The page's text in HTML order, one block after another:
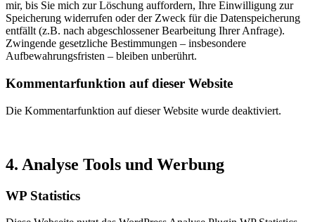
mir, bis Sie mich zur Löschung auffordern, Ihre Einwilligung zur
Speicherung widerrufen oder der Zweck für die Datenspeicherung
entfällt (z.B. nach abgeschlossener Bearbeitung Ihrer Anfrage).
Zwingende gesetzliche Bestimmungen – insbesondere
Aufbewahrungsfristen – bleiben unberührt.
Kommentarfunktion auf dieser Website
Die Kommentarfunktion auf dieser Website wurde deaktiviert.
4. Analyse Tools und Werbung
WP Statistics